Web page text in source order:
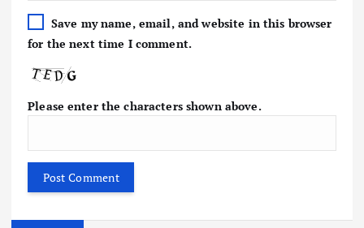
Save my name, email, and website in this browser
for the next time I comment.
Please enter the characters shown above.